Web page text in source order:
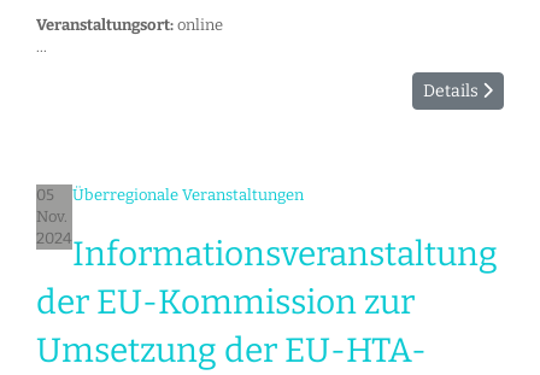
Veranstaltungsort: online
...
Details
05
Nov.
2024
Überregionale Veranstaltungen
Informationsveranstaltung
der EU-Kommission zur
Umsetzung der EU-HTA-